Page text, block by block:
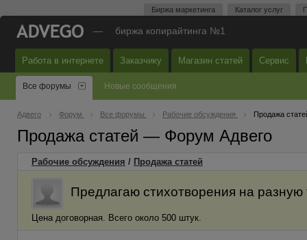
Биржа маркетинга Каталог услуг
— биржа копирайтинга №1
Работа в интернете Заказчику Магазин статей Сервис
Все форумы Новые сообщения
Адвего Форум Все форумы Рабочие обсуждения Продажа
Продажа статей — Форум Адвего
Рабочие обсуждения / Продажа статей
Предлагаю стихотворения на разную
Цена договорная. Всего около 500 штук.